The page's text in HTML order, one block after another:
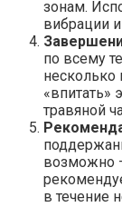
зонам.
вибрации
по всему
несколько
«впитать»
травяной
возможно
в течение